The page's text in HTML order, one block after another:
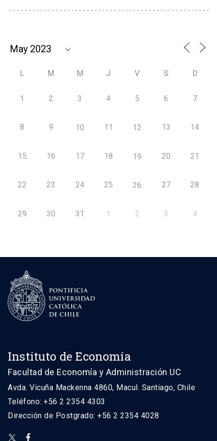
L M M J V S D
1 2 3 4 5 6 7
8 9 10 11 12 13 14
15 16 17 18 19 20 21
22 23 24 25 26 27 28
29 30 31 1 2 3 4
Instituto de Economía
Facultad de Economía y Administración UC
Avda. Vicuña Mackenna 4860, Macul. Santiago, Chile
Teléfono: +56 2 2354 4303
Dirección de Postgrado: +56 2 2354 4028